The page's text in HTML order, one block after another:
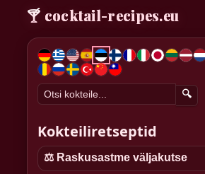
🍸 cocktail-recipes.eu
🔍
Kokteiliretseptid
⚖️ Raskusastme väljakutse